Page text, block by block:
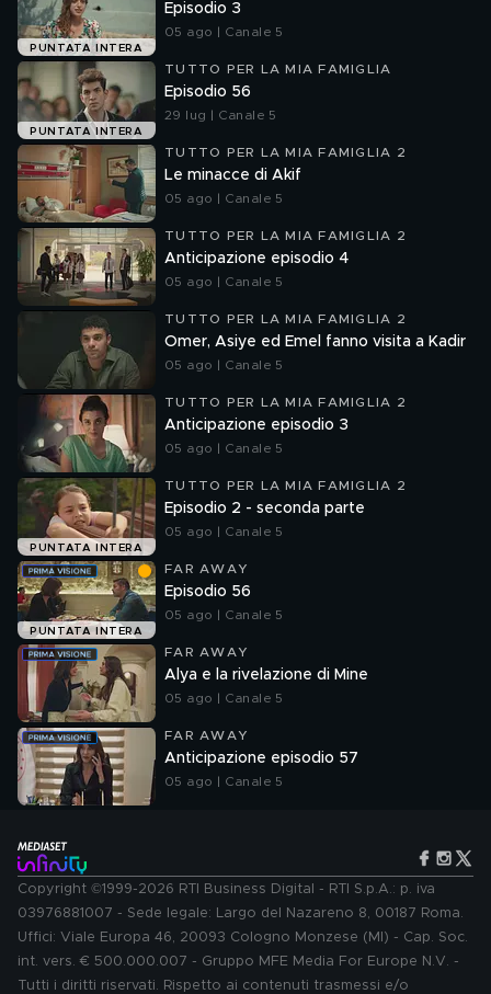
PUNTATA INTERA
Episodio 3
05 ago | Canale 5
PUNTATA INTERA
TUTTO PER LA MIA FAMIGLIA
Episodio 56
29 lug | Canale 5
TUTTO PER LA MIA FAMIGLIA 2
Le minacce di Akif
05 ago | Canale 5
TUTTO PER LA MIA FAMIGLIA 2
Anticipazione episodio 4
05 ago | Canale 5
TUTTO PER LA MIA FAMIGLIA 2
Omer, Asiye ed Emel fanno visita a Kadir
05 ago | Canale 5
TUTTO PER LA MIA FAMIGLIA 2
Anticipazione episodio 3
05 ago | Canale 5
PUNTATA INTERA
TUTTO PER LA MIA FAMIGLIA 2
Episodio 2 - seconda parte
05 ago | Canale 5
PUNTATA INTERA
FAR AWAY
Episodio 56
05 ago | Canale 5
FAR AWAY
Alya e la rivelazione di Mine
05 ago | Canale 5
FAR AWAY
Anticipazione episodio 57
05 ago | Canale 5
Copyright ©1999-2026 RTI Business Digital - RTI S.p.A.: p. iva
03976881007 - Sede legale: Largo del Nazareno 8, 00187 Roma.
Uffici: Viale Europa 46, 20093 Cologno Monzese (MI) - Cap. Soc.
int. vers. € 500.000.007 - Gruppo MFE Media For Europe N.V. -
Tutti i diritti riservati. Rispetto ai contenuti trasmessi e/o